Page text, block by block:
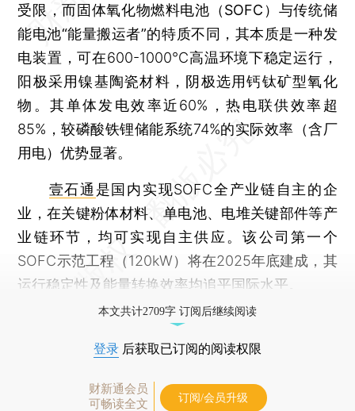
受限，而固体氧化物燃料电池（SOFC）与传统储
能电池“能量搬运者”的特质不同，其本质是一种发
电装置 ，可在600-1000℃高温环境下稳定运行，
阳极采用镍基陶瓷材料，阴极选用钙钛矿型氧化
物。其单体发电效率近60%，热电联供效率超
85%，较磷酸铁锂储能系统74%的实际效率（含厂
用电）优势显著。
壹石通 是国内实现SOFC全产业链自主的企
业，在关键粉体材料、单电池、电堆关键部件等产
业链环节，均可实现自主供应。该公司第一个
SOFC示范工程（120kW）将在2025年底建成，其
运行稳定性及能量转换效率均追平国际水平。
本文共计2709字 订阅后继续阅读
登录 后获取已订阅的阅读权限
财新通会员
可畅读全文
订阅/会员升级